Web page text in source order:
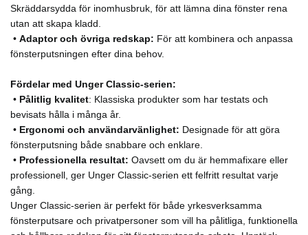
Skräddarsydda för inomhusbruk, för att lämna dina fönster rena
utan att skapa kladd.
• Adaptor och övriga redskap: För att kombinera och anpassa
fönsterputsningen efter dina behov.
Fördelar med Unger Classic-serien:
• Pålitlig kvalitet: Klassiska produkter som har testats och
bevisats hålla i många år.
• Ergonomi och användarvänlighet: Designade för att göra
fönsterputsning både snabbare och enklare.
• Professionella resultat: Oavsett om du är hemmafixare eller
professionell, ger Unger Classic-serien ett felfritt resultat varje
gång.
Unger Classic-serien är perfekt för både yrkesverksamma
fönsterputsare och privatpersoner som vill ha pålitliga, funktionella